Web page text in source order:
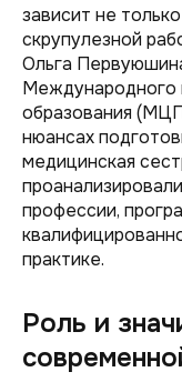
зависит не
скрупулезной
Ольга
Международного
образования
нюансах
медицинская
профессии,
практике.
Роль и